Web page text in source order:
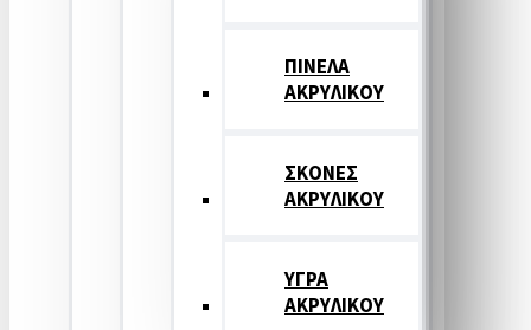
ΠΙΝΕΛΑ
ΑΚΡΥΛΙΚΟΥ
ΣΚΟΝΕΣ
ΑΚΡΥΛΙΚΟΥ
ΥΓΡΑ
ΑΚΡΥΛΙΚΟΥ